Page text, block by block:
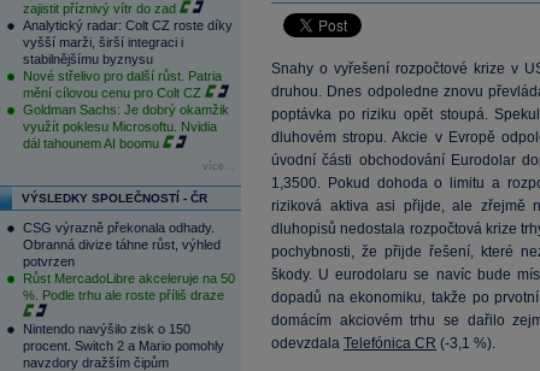
zajistit příznivý vítr do zad
Analytický radar: Colt CZ roste díky
vyšší marži, širší integraci i
stabilnějšímu byznysu
Nové střelivo pro další růst. Patria
mění cílovou cenu pro Colt CZ
Goldman Sachs: Je dobrý okamžik
využít poklesu Microsoftu. Nvidia
dál tahounem AI boomu
více...
VÝSLEDKY SPOLEČNOSTÍ - ČR
CSG výrazně překonala odhady.
Obranná divize táhne růst, výhled
potvrzen
Růst MercadoLibre akceleruje na 50
%. Podle trhu ale roste příliš draze
Nintendo navýšilo zisk o 150
procent. Switch 2 a Mario pomohly
navzdory dražším čipům
Snahy o vyřešení rozpočtové krize v
druhou. Dnes odpoledne znovu
poptávka po riziku opět stoupá.
dluhovém stropu. Akcie v Evropě
úvodní části obchodování Eurodolar
1,3500. Pokud dohoda o limitu a
riziková aktiva asi přijde, ale zřejmě
dluhopisů nedostala rozpočtová krize
pochybnosti, že přijde řešení, které
škody. U eurodolaru se navíc bude
dopadů na ekonomiku, takže po
domácím akciovém trhu se dařilo
odevzdala Telefónica CR (-3,1 %).